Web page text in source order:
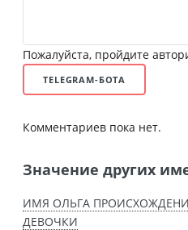
Пожалуйста, пройдите
TELEGRAM-БОТА
Комментариев пока нет.
Значение других
ИМЯ ОЛЬГА
ДЕВОЧКИ